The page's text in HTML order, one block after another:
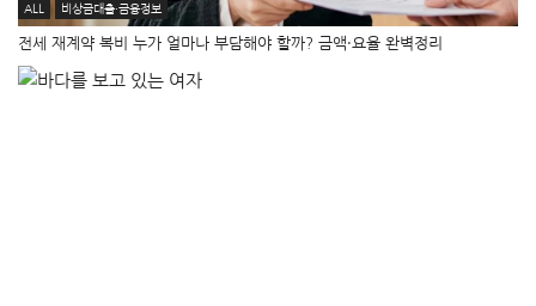
ALL 비상금대출·금융정보
전세 재계약 복비 누가 얼마나 부담해야 할까? 금액·요율 완벽정리